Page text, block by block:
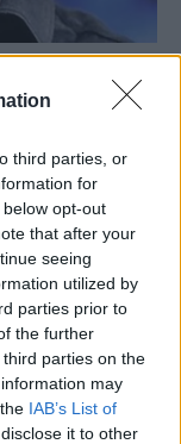
third parties, or
for
opt-out
that after your
seeing
utilized by
parties prior to
the further
parties on the
may
IAB’s List of
it to other